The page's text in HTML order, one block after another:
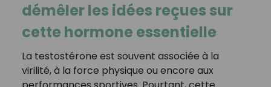
démêler les idées reçues sur
cette hormone essentielle
La testostérone est souvent associée à la
virilité, à la force physique ou encore aux